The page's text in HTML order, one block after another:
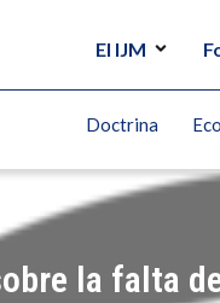
El IJM
Doctrina
la falta